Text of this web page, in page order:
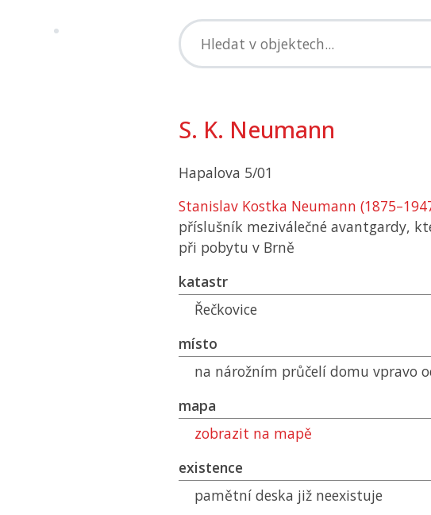
S. K. Neumann
Hapalova 5/01
Stanislav Kostka Neumann
příslušník meziválečné avantgardy,
při pobytu v Brně
katastr
Řečkovice
místo
na nárožním průčelí domu vpravo
mapa
zobrazit na mapě
existence
pamětní deska již neexistuje